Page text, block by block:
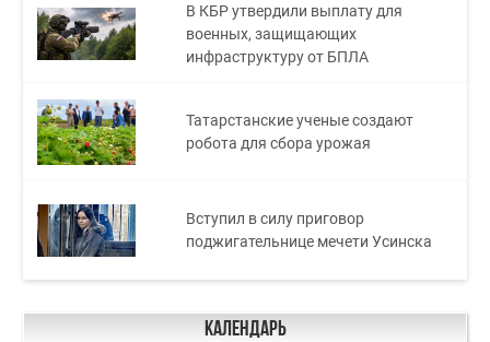
В КБР утвердили выплату для
военных, защищающих
инфраструктуру от БПЛА
Татарстанские ученые создают
робота для сбора урожая
Вступил в силу приговор
поджигательнице мечети Усинска
Календарь